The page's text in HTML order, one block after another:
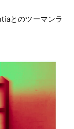
とのツーマンラ